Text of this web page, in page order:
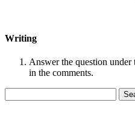
Writing
Answer the question under
in the comments.
for: